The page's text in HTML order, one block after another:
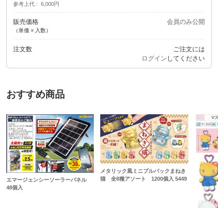
参考上代
6,000円
販売価格
（単価 × 入数）
会員のみ公開
注文数
ご注文には
ログイン してください
おすすめ商品
エマージェンシーソーラーパネル
48個入
メタリック風ミニプルバックまねき
猫 全8種アソート 1200個入 5449